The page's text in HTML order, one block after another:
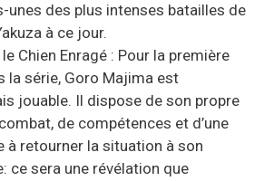
unes des plus intenses batailles de
à ce jour.
Chien Enragé : Pour la première
la série, Goro Majima est
jouable. Il dispose de son propre
de compétences et d’une
à retourner la situation à son
ce sera une révélation que